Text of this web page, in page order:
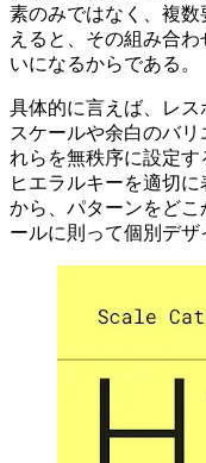
素のみではなく、複
えると、その組み合
いになるからである。
具体的に言えば、レ
スケールや余白のバ
れらを無秩序に設定す
ヒエラルキーを適切
から、パターンをど
ールに則って個別デザ